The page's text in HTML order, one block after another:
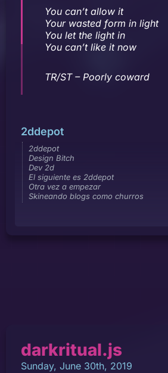
You can’t allow it
Your wasted form in light
You let the light in
You can’t like it now
TR/ST – Poorly coward
2ddepot
2ddepot
Design Bitch
Dev 2d
El siguiente es 2ddepot
Otra vez a empezar
Skineando blogs como churros
darkritual.js
Sunday, June 30th, 2019